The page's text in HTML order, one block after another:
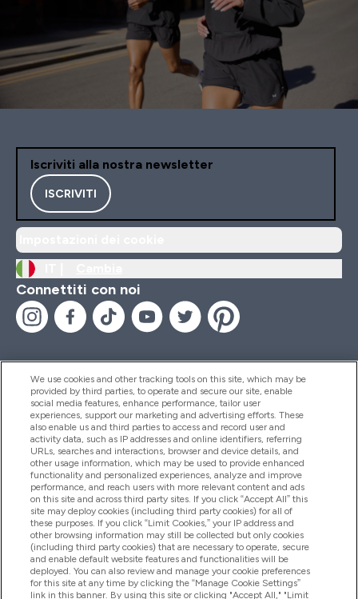
Iscriviti alla nostra newsletter
ISCRIVITI
Connettiti con noi
Aiuto & Informazioni
Prodotti
Chi Siamo
Fedeltà & Premi
We use cookies and other tracking tools on this site, which may be
provided by third parties, to operate and secure our site, enable
social media features, enhance performance, tailor user
experiences, support our marketing and advertising efforts. These
also enable us and third parties to access and record user and
activity data, such as IP addresses and online identifiers, referring
URLs, searches and interactions, browser and device details, and
other usage information, which may be used to provide enhanced
functionality and personalized experiences, analyze and improve
performance, and reach users with more relevant content and ads
on this site and across third party sites. If you click “Accept All” this
site may deploy cookies (including third party cookies) for all of
these purposes. If you click “Limit Cookies,” your IP address and
other browsing information may still be collected but only cookies
(including third party cookies) that are necessary to operate, secure
and enable default website features and functionalities will be
deployed. You can also review and manage your cookie preferences
for this site at any time by clicking the “Manage Cookie Settings”
link in this banner. By using this site or clicking "Accept All," "Limit